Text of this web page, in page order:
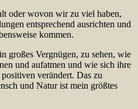
oder wovon wir zu viel haben,
entsprechend ausrichten und
kommen.
großes Vergnügen, zu sehen, wie
und aufatmen und wie sich ihre
verändert. Das zu
und Natur ist mein größtes